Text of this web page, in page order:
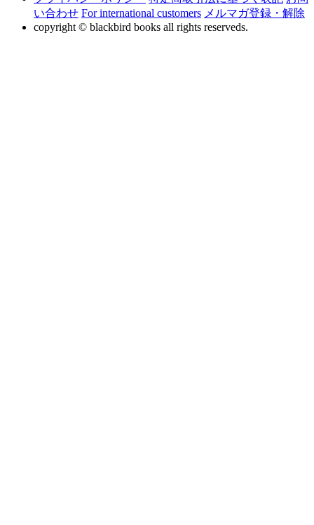
い合わせ For international customers メルマガ登録・解除
copyright © blackbird books all rights reserveds.